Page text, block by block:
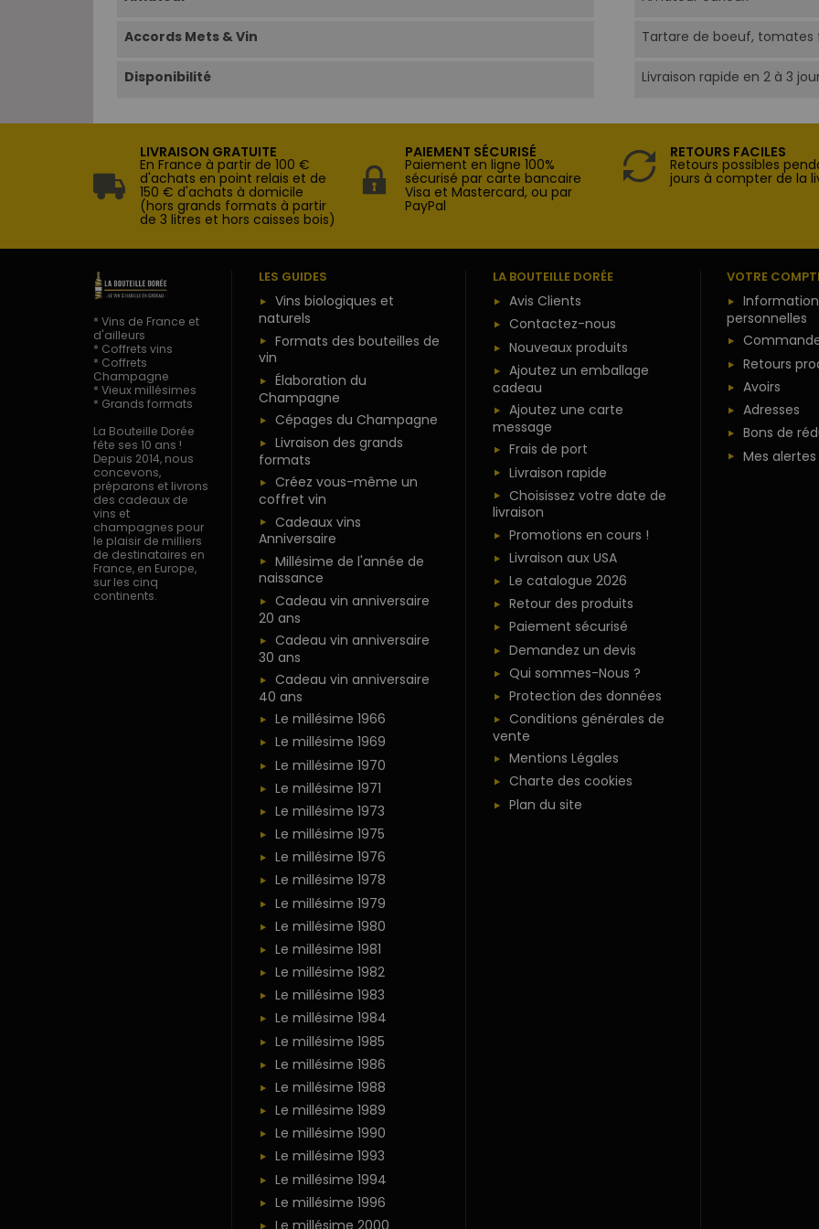
Accords Mets & Vin Tartare de boeuf, tomates
Disponibilité Livraison rapide en 2 à 3
LIVRAISON GRATUITE
En France à partir de 100 €
d'achats en point relais et de
150 € d'achats à domicile
(hors grands formats à partir
de 3 litres et hors caisses bois)
PAIEMENT SÉCURISÉ
Paiement en ligne 100%
sécurisé par carte bancaire
Visa et Mastercard, ou par
PayPal
RETOURS FACILES
Retours possibles
jours à compter de la
* Vins de France et
d'ailleurs
* Coffrets vins
* Coffrets
Champagne
* Vieux millésimes
* Grands formats
La Bouteille Dorée
fête ses 10 ans !
Depuis 2014, nous
concevons,
préparons et livrons
des cadeaux de
vins et
champagnes pour
le plaisir de milliers
de destinataires en
France, en Europe,
sur les cinq
continents.
LES GUIDES
Vins biologiques et
naturels
Formats des bouteilles de
vin
Élaboration du
Champagne
Cépages du Champagne
Livraison des grands
formats
Créez vous-même un
coffret vin
Cadeaux vins
Anniversaire
Millésime de l'année de
naissance
Cadeau vin anniversaire
20 ans
Cadeau vin anniversaire
30 ans
Cadeau vin anniversaire
40 ans
Le millésime 1966
Le millésime 1969
Le millésime 1970
Le millésime 1971
Le millésime 1973
Le millésime 1975
Le millésime 1976
Le millésime 1978
Le millésime 1979
Le millésime 1980
Le millésime 1981
Le millésime 1982
Le millésime 1983
Le millésime 1984
Le millésime 1985
Le millésime 1986
Le millésime 1988
Le millésime 1989
Le millésime 1990
Le millésime 1993
Le millésime 1994
Le millésime 1996
LA BOUTEILLE DORÉE
Avis Clients
Contactez-nous
Nouveaux produits
Ajoutez un emballage
cadeau
Ajoutez une carte
message
Frais de port
Livraison rapide
Choisissez votre date de
livraison
Promotions en cours !
Livraison aux USA
Le catalogue 2026
Retour des produits
Paiement sécurisé
Demandez un devis
Qui sommes-Nous ?
Protection des données
Conditions générales de
vente
Mentions Légales
Charte des cookies
Plan du site
VOTRE
personnelles
Retours
Avoirs
Adresses
Bons de
Mes alertes